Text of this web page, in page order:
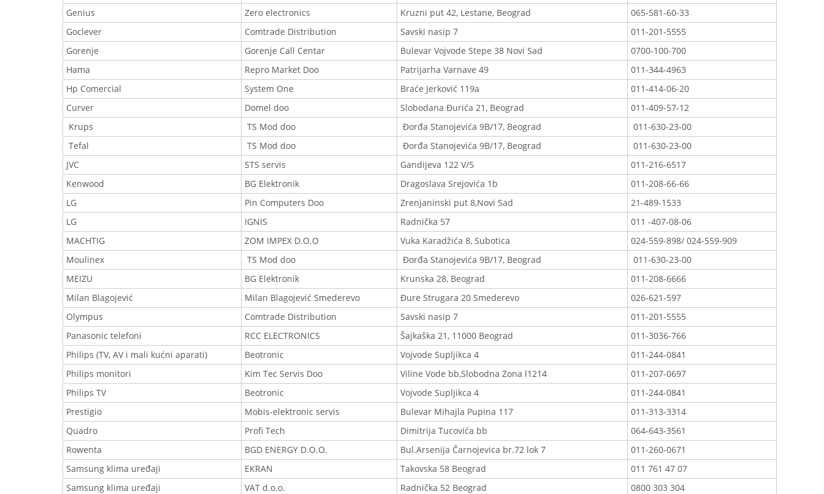
Genius
Zero electronics Kruzni put 42, Lestane, Beograd
065-581-60-33
Goclever
Comtrade Distribution Savski nasip 7
011-201-5555
Gorenje
Gorenje Call Centar Bulevar Vojvode Stepe 38 Novi Sad
0700-100-700
Hama
Repro Market Doo Patrijarha Varnave 49
011-344-4963
Hp Comercial
System One Braće Jerković 119a
011-414-06-20
Curver
Domel doo Slobodana Đurića 21, Beograd
011-409-57-12
Krups
TS Mod doo Đorđa Stanojevića 9B/17, Beograd
011-630-23-00
Tefal
TS Mod doo Đorđa Stanojevića 9B/17, Beograd
011-630-23-00
JVC
STS servis Gandijeva 122 V/5
011-216-6517
Kenwood
BG Elektronik Dragoslava Srejovića 1b
011-208-66-66
LG
Pin Computers Doo Zrenjaninski put 8,Novi Sad
21-489-1533
LG
IGNIS Radnička 57
011 -407-08-06
MACHTIG
ZOM IMPEX D.O.O Vuka Karadžića 8, Subotica
024-559-898/ 024-559-909
Moulinex
TS Mod doo Đorđa Stanojevića 9B/17, Beograd
011-630-23-00
MEIZU
BG Elektronik Krunska 28, Beograd
011-208-6666
Milan Blagojević
Milan Blagojević Smederevo Đure Strugara 20 Smederevo
026-621-597
Olympus
Comtrade Distribution Savski nasip 7
011-201-5555
Panasonic telefoni
RCC ELECTRONICS Šajkaška 21, 11000 Beograd
011-3036-766
Philips (TV, AV i mali kućni aparati)
Beotronic Vojvode Supljikca 4
011-244-0841
Philips monitori
Kim Tec Servis Doo Viline Vode bb,Slobodna Zona l1214
011-207-0697
Philips TV
Beotronic Vojvode Supljikca 4
011-244-0841
Prestigio
Mobis-elektronic servis Bulevar Mihajla Pupina 117
011-313-3314
Quadro
Profi Tech Dimitrija Tucovića bb
064-643-3561
Rowenta
BGD ENERGY D.O.O. Bul.Arsenija Čarnojevica br.72 lok 7
011-260-0671
Samsung klima uređaji
EKRAN Takovska 58 Beograd
011 761 47 07
Samsung klima uređaji
VAT d.o.o. Radnička 52 Beograd
0800 303 304